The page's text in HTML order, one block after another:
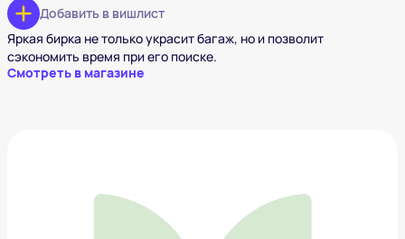
Добавить в вишлист
Яркая бирка не только украсит багаж, но и позволит
сэкономить время при его поиске.
Смотреть в магазине